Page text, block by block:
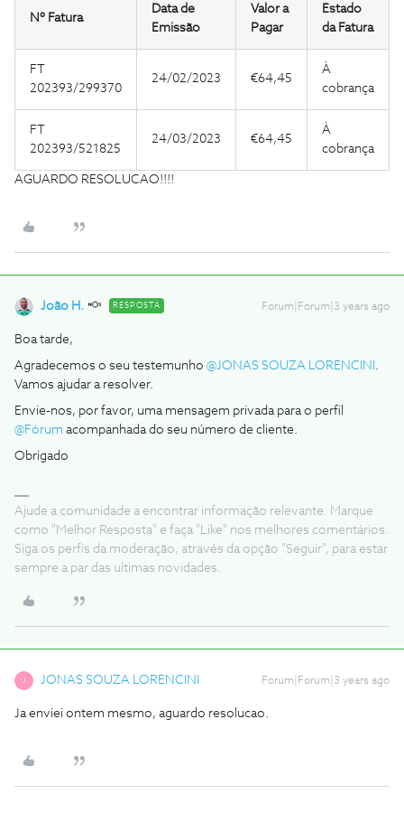
Nº Fatura
Data de
Emissão
Valor a
Pagar
Estado
da Fatura
FT
202393/299370
24/02/2023 €64,45
À
cobrança
FT
202393/521825
24/03/2023 €64,45
À
cobrança
AGUARDO RESOLUCAO!!!!
João H. RESPOSTA Forum|Forum|3 years ago
Boa tarde,
Agradecemos o seu testemunho @JONAS SOUZA LORENCINI .
Vamos ajudar a resolver.
Envie-nos, por favor, uma mensagem privada para o perfil
@Fórum acompanhada do seu número de cliente.
Obrigado
Ajude a comunidade a encontrar informação relevante. Marque
como "Melhor Resposta" e faça "Like" nos melhores comentários.
Siga os perfis da moderação, através da opção "Seguir", para estar
sempre a par das ultimas novidades.
JONAS SOUZA LORENCINI Forum|Forum|3 years ago
Ja enviei ontem mesmo, aguardo resolucao.